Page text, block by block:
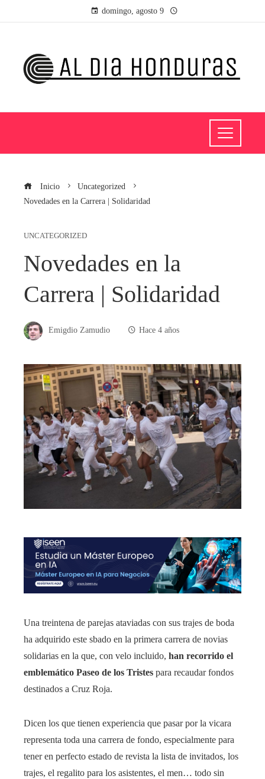
domingo, agosto 9
Inicio
Uncategorized
Novedades en la Carrera | Solidaridad
UNCATEGORIZED
Novedades en la
Carrera | Solidaridad
Emigdio Zamudio Hace 4 años
Una treintena de parejas ataviadas con sus trajes de boda
ha adquirido este sbado en la primera carrera de novias
solidarias en la que, con velo incluido, han recorrido el
emblemático Paseo de los Tristes para recaudar fondos
destinados a Cruz Roja.
Dicen los que tienen experiencia que pasar por la vicara
representa toda una carrera de fondo, especialmente para
tener en perfecto estado de revista la lista de invitados, los
trajes, el regalito para los asistentes, el men… todo sin